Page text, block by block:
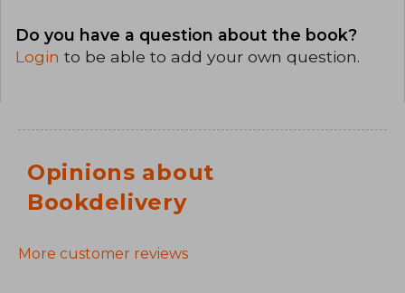
Do you have a question about the book?
Login to be able to add your own question.
Opinions about
Bookdelivery
More customer reviews